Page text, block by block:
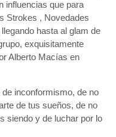
influencias que para
Strokes , Novedades
hasta al glam de
exquisitamente
Alberto Macías en
inconformismo, de no
de tus sueños, de no
siendo y de luchar por lo